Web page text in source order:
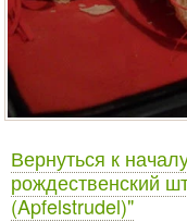
Вернуться к
рождественский
(Apfelstrudel)"